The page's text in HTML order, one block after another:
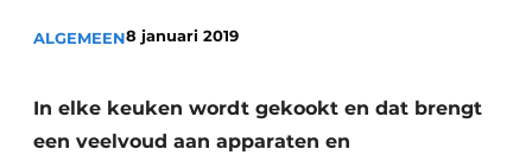
Vacature aanmelden
ALGEMEEN8 januari 2019
In elke keuken wordt gekookt en dat brengt
een veelvoud aan apparaten en